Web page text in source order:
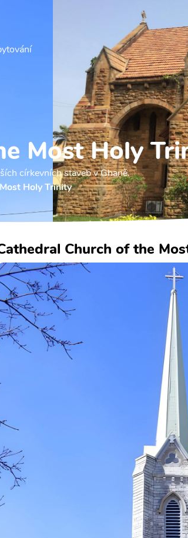
Most Holy
církevních staveb v Ghaně.
Holy Trinity
Church of the